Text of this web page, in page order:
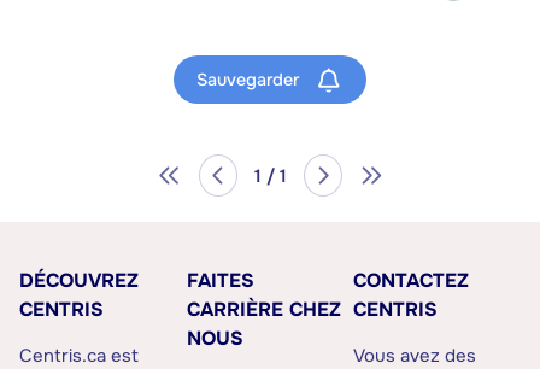
Sauvegarder
1 / 1
DÉCOUVREZ
CENTRIS
Centris.ca est
FAITES
CARRIÈRE CHEZ
NOUS
CONTACTEZ
CENTRIS
Vous avez des